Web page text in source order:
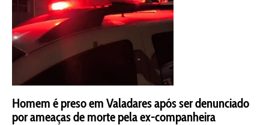
Homem é preso em Valadares após ser denunciado
por ameaças de morte pela ex-companheira